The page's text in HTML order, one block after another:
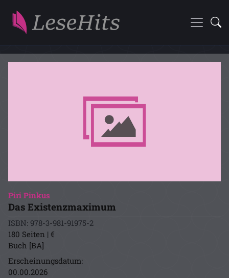
Piri Pinkus
Das Existenzmaximum
ISBN: 978-3-981-91975-2
180 Seiten | €
Buch [BA]
Erscheinungsdatum:
00.00.2026